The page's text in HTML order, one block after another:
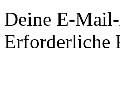
Deine E-
Erforderliche